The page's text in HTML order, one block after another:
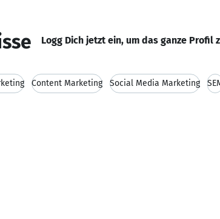
Logg Dich jetzt ein, um das ganze Profil
Content Marketing Social Media Marketing